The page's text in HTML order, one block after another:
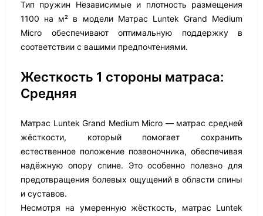
Тип пружин Независимые и плотность размещения
1100 на м² в модели Матрас Luntek Grand Medium
Micro обеспечивают оптимальную поддержку в
соответствии с вашими предпочтениями.
Жесткость 1 стороны матраса:
Средняя
Матрас Luntek Grand Medium Micro — матрас средней
жёсткости, который помогает сохранить
естественное положение позвоночника, обеспечивая
надёжную опору спине. Это особенно полезно для
предотвращения болевых ощущений в области спины
и суставов.
Несмотря на умеренную жёсткость, матрас Luntek